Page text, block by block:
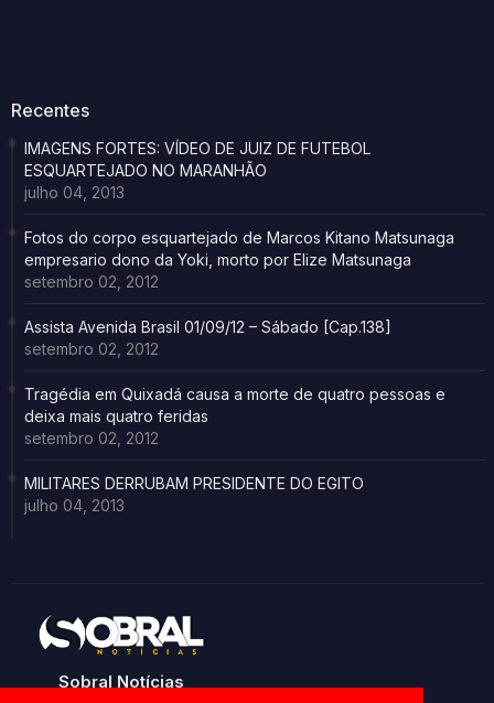
Recentes
IMAGENS FORTES: VÍDEO DE JUIZ DE FUTEBOL
ESQUARTEJADO NO MARANHÃO
julho 04, 2013
Fotos do corpo esquartejado de Marcos Kitano Matsunaga
empresario dono da Yoki, morto por Elize Matsunaga
setembro 02, 2012
Assista Avenida Brasil 01/09/12 – Sábado [Cap.138]
setembro 02, 2012
Tragédia em Quixadá causa a morte de quatro pessoas e
deixa mais quatro feridas
setembro 02, 2012
MILITARES DERRUBAM PRESIDENTE DO EGITO
julho 04, 2013
Sobral Notícias